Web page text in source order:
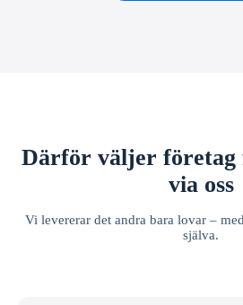
Därför väljer företag
via oss
Vi levererar det andra bara lovar –
själva.